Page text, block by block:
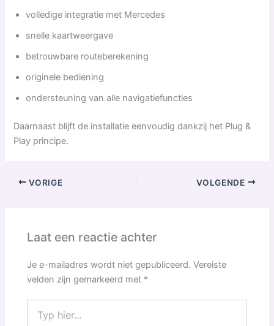
volledige integratie met Mercedes
snelle kaartweergave
betrouwbare routeberekening
originele bediening
ondersteuning van alle navigatiefuncties
Daarnaast blijft de installatie eenvoudig dankzij het Plug &
Play principe.
VORIGE VOLGENDE
Laat een reactie achter
Je e-mailadres wordt niet gepubliceerd. Vereiste
velden zijn gemarkeerd met *
hier...